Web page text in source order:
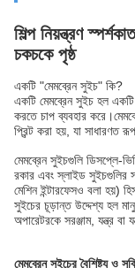
শিল্প নিয়ন্ত্রণ
চকচকে পৃষ্ঠ
একটি "মেমব্রেন সুইচ" কি?
একটি মেমব্রেন সুইচ হল একটি
করতে চাপ ব্যবহার
প্রিন্ট করা হয়, যা সাধারণত
মেমব্রেন সুইচগুলি ডিসপ্লে-
রকার এবং স্লাইড সুইচগুলির
মেশিন ইন্টারফেসও বলা হয়)
সুইচের চূড়ান্ত উদ্দেশ্য হল
অপারেটরকে সরঞ্জাম, যন্ত্র
মেমব্রেন সুইচের বৈশিষ্ট্য ও